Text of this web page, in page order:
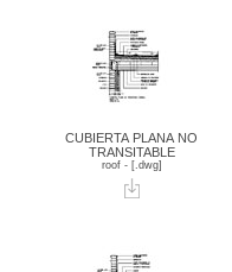
CUBIERTA PLANA NO
TRANSITABLE
roof - [.dwg]